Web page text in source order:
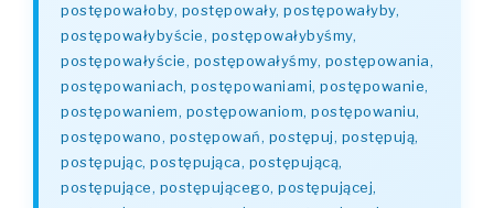
postępowałoby, postępowały, postępowałyby,
postępowałybyście, postępowałybyśmy,
postępowałyście, postępowałyśmy, postępowania,
postępowaniach, postępowaniami, postępowanie,
postępowaniem, postępowaniom, postępowaniu,
postępowano, postępowań, postępuj, postępują,
postępując, postępująca, postępującą,
postępujące, postępującego, postępującej,